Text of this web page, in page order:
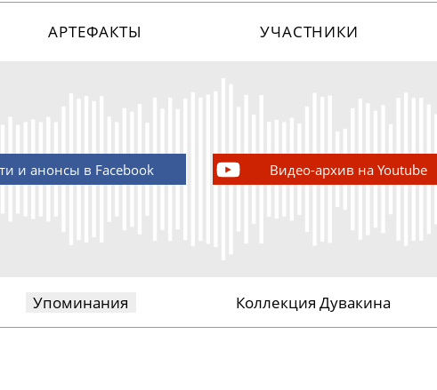
АРТЕФАКТЫ УЧАСТНИКИ
и анонсы в Facebook Видео-архив на Youtube
Упоминания Коллекция Дувакина